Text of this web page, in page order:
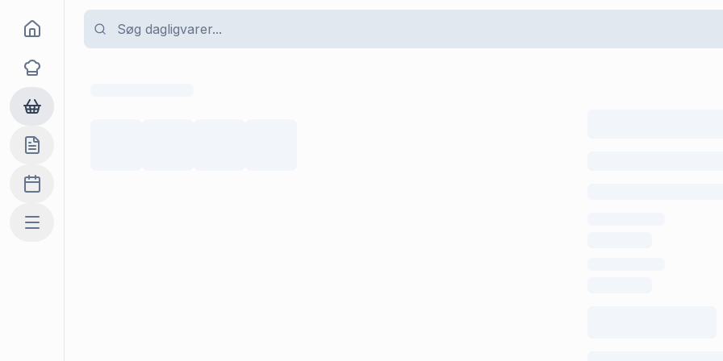
Goma
Opskrifter
Dagligvarer
Indkøbslisten
Madplan
Mere